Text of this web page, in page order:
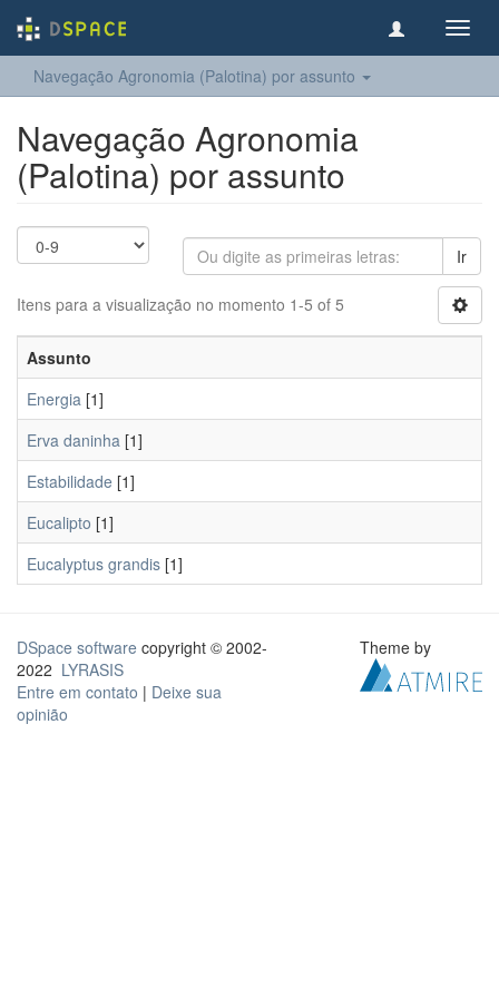
Navegação Agronomia (Palotina) por assunto
Navegação Agronomia
(Palotina) por assunto
Ir
Itens para a visualização no momento 1-5 of 5
Assunto
Energia [1]
Erva daninha [1]
Estabilidade [1]
Eucalipto [1]
Eucalyptus grandis [1]
DSpace software copyright © 2002-
2022 LYRASIS
Entre em contato | Deixe sua
opinião
Theme by